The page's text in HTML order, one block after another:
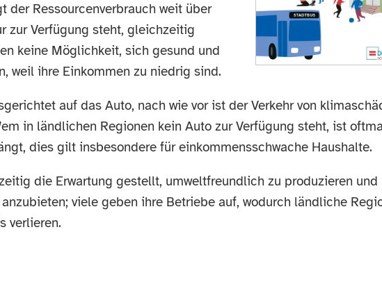
Ressourcenverbrauch weit über
zur Verfügung steht, gleichzeitig
keine Möglichkeit, sich gesund und
weil ihre Einkommen zu niedrig sind.
auf das Auto, nach wie vor ist der Verkehr von
in ländlichen Regionen kein Auto zur Verfügung steht, ist
dies gilt insbesondere für einkommensschwache Haushalte.
die Erwartung gestellt, umweltfreundlich zu produzieren und
viele geben ihre Betriebe auf, wodurch ländliche
verlieren.